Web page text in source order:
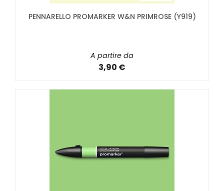
PENNARELLO PROMARKER W&N PRIMROSE (Y919)
A partire da
3,90 €